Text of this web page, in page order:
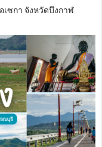
ซกา จังหวัดบึงกาฬ